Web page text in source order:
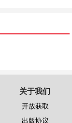
关于我们
开放获取
出版协议